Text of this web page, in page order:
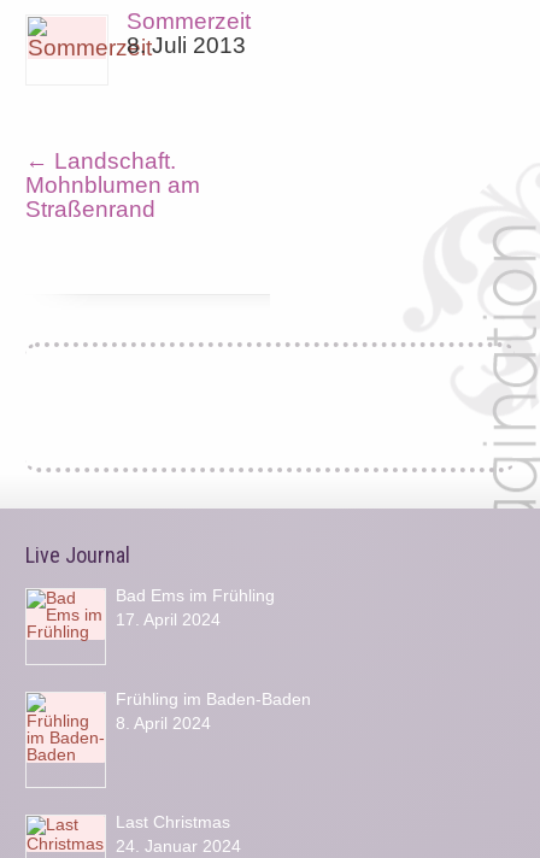
Sommerzeit
8. Juli 2013
← Landschaft.
Mohnblumen am
Straßenrand
Live Journal
Bad Ems im Frühling
17. April 2024
Frühling im Baden-Baden
8. April 2024
Last Christmas
24. Januar 2024